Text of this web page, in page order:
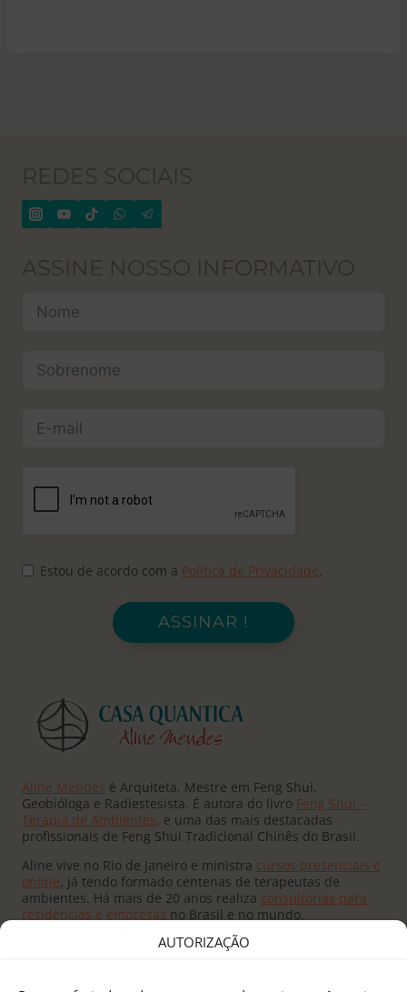
AUTORIZAÇÃO
REDES SOCIAIS
ASSINE NOSSO INFORMATIVO
Estou de acordo com a Política de Privacidade.
ASSINAR !
Aline Mendes é Arquiteta, Mestre em Feng Shui,
Geobióloga e Radiestesista. É autora do livro Feng Shui –
Terapia de Ambientes, e uma das mais destacadas
profissionais de Feng Shui Tradicional Chinês do Brasil.
Aline vive no Rio de Janeiro e ministra cursos presenciais e
online, já tendo formado centenas de terapeutas de
ambientes. Há mais de 20 anos realiza consultorias para
residências e empresas no Brasil e no mundo.